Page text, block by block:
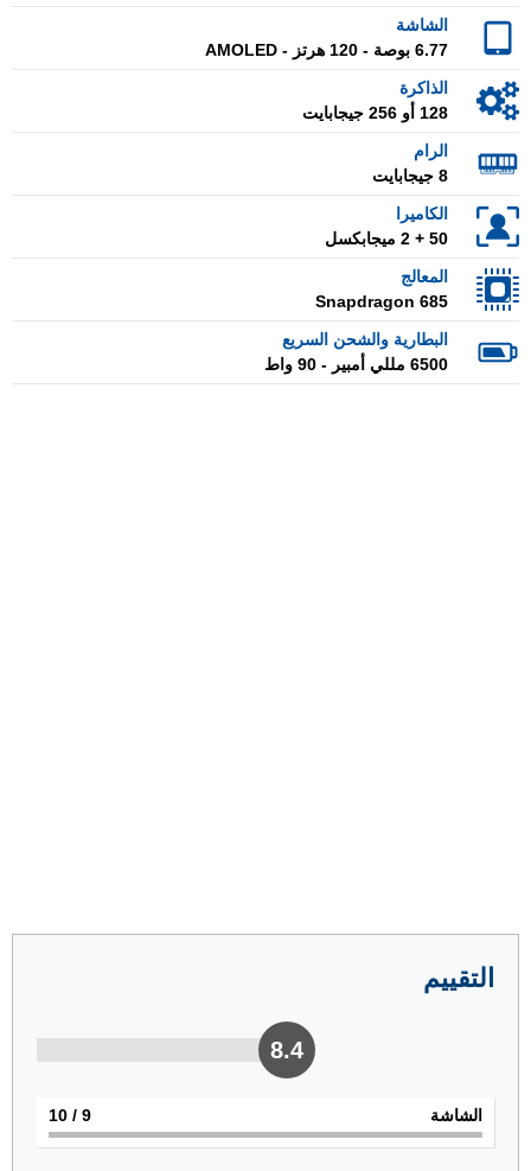
الشاشة
6.77 بوصة - 120 هرتز - AMOLED
الذاكرة
128 أو 256 جيجابايت
الرام
8 جيجابايت
الكاميرا
50 + 2 ميجابكسل
المعالج
Snapdragon 685
البطارية والشحن السريع
6500 مللي أمبير - 90 واط
التقييم
8.4
الشاشة 9
/ 10